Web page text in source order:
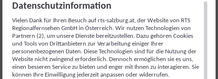
GUT AIDERBICHL: LIEBLINGSTIER
Datenschutzinformation
Vielen Dank für Ihren Besuch auf rts-salzburg.at, der Website von RTS
Regionalfernsehen GmbH in Österreich. Wir nutzen Technologien von
Partnern (2), um unsere Dienste bereitzustellen. Dazu gehören Cookies
und Tools von Drittanbietern zur Verarbeitung einiger Ihrer
personenbezogenen Daten. Diese Technologien sind für die Nutzung der
Website nicht zwingend erforderlich. Dennoch ermöglichen sie es uns,
einen besseren Service zu bieten und enger mit Ihnen zu interagieren. Sie
können Ihre Einwilligung jederzeit anpassen oder widerrufen.